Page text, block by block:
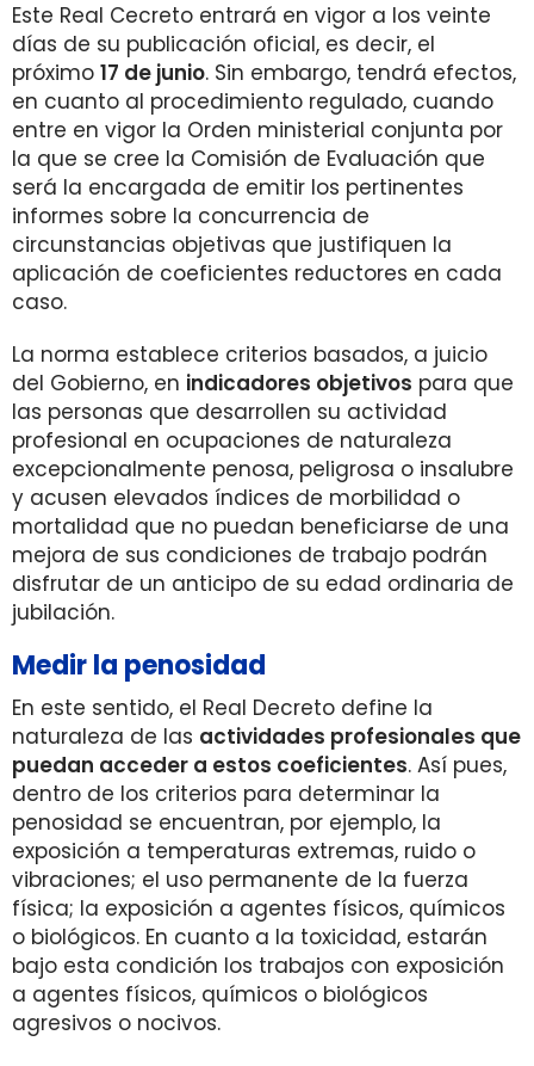
Este Real Cecreto entrará en vigor a los veinte
días de su publicación oficial, es decir, el
próximo 17 de junio. Sin embargo, tendrá efectos,
en cuanto al procedimiento regulado, cuando
entre en vigor la Orden ministerial conjunta por
la que se cree la Comisión de Evaluación que
será la encargada de emitir los pertinentes
informes sobre la concurrencia de
circunstancias objetivas que justifiquen la
aplicación de coeficientes reductores en cada
caso.
La norma establece criterios basados, a juicio
del Gobierno, en indicadores objetivos para que
las personas que desarrollen su actividad
profesional en ocupaciones de naturaleza
excepcionalmente penosa, peligrosa o insalubre
y acusen elevados índices de morbilidad o
mortalidad que no puedan beneficiarse de una
mejora de sus condiciones de trabajo podrán
disfrutar de un anticipo de su edad ordinaria de
jubilación.
Medir la penosidad
En este sentido, el Real Decreto define la
naturaleza de las actividades profesionales que
puedan acceder a estos coeficientes. Así pues,
dentro de los criterios para determinar la
penosidad se encuentran, por ejemplo, la
exposición a temperaturas extremas, ruido o
vibraciones; el uso permanente de la fuerza
física; la exposición a agentes físicos, químicos
o biológicos. En cuanto a la toxicidad, estarán
bajo esta condición los trabajos con exposición
a agentes físicos, químicos o biológicos
agresivos o nocivos.